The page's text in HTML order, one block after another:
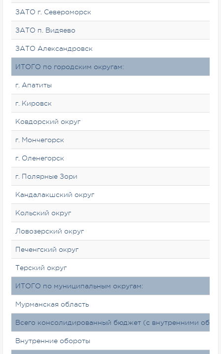
ЗАТО г. Североморск
ЗАТО п. Видяево
ЗАТО Александровск
ИТОГО по городским округам:
г. Апатиты
г. Кировск
Ковдорский округ
г. Мончегорск
г. Оленегорск
г. Полярные Зори
Кандалакшский округ
Кольский округ
Ловозерский округ
Печенгский округ
Терский округ
ИТОГО по муниципальным округам:
Мурманская область
Всего консолидированный бюджет (с внутренними
Внутренние обороты